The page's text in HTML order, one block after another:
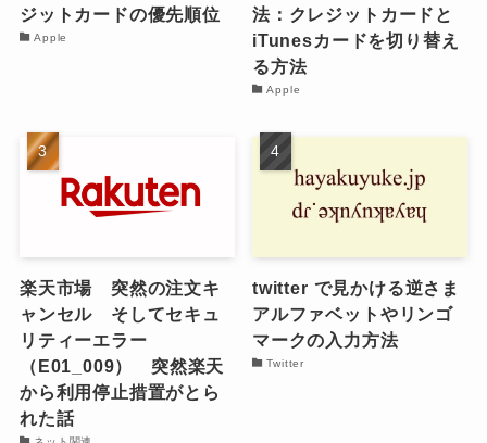
ジットカードの優先順位
Apple
法：クレジットカードと
iTunesカードを切り替え
る方法
Apple
楽天市場 突然の注文キ
ャンセル そしてセキュ
リティーエラー
（E01_009） 突然楽天
から利用停止措置がとら
れた話
twitter で見かける逆さま
アルファベットやリンゴ
マークの入力方法
Twitter